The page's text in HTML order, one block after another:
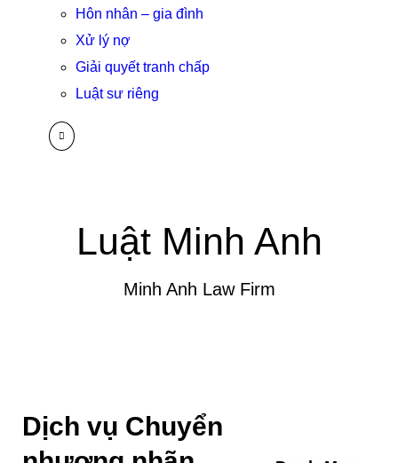
Hôn nhân – gia đình
Xử lý nợ
Giải quyết tranh chấp
Luật sư riêng
Luật Minh Anh
Minh Anh Law Firm
Dịch vụ Chuyển